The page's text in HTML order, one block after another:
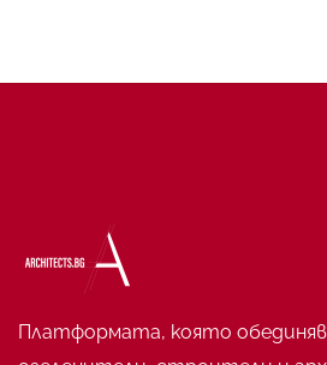
Платформата, която